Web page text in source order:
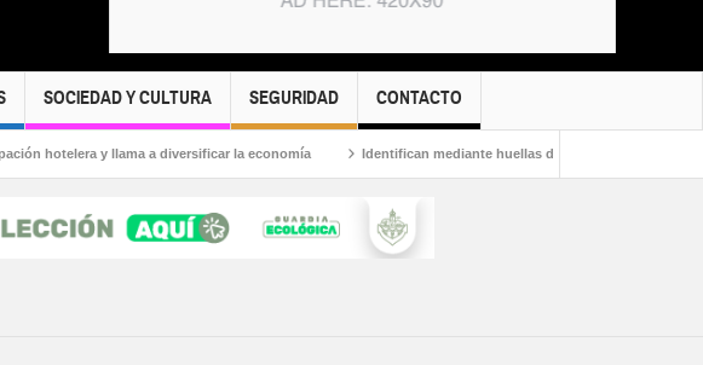
SOCIEDAD Y CULTURA SEGURIDAD CONTACTO
hotelera y llama a diversificar la economía Identifican mediante huellas dactilares a presunto